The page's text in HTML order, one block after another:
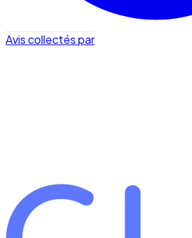
Avis collectés par